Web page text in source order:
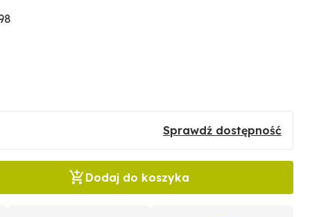
Sprawdź dostępność
Dodaj do koszyka